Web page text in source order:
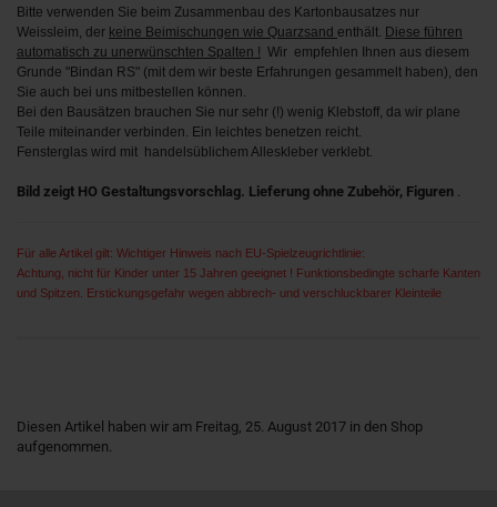
Bitte verwenden Sie beim Zusammenbau des Kartonbausatzes nur
Weissleim, der keine Beimischungen wie Quarzsand enthält. Diese führen
automatisch zu unerwünschten Spalten ! Wir empfehlen Ihnen aus diesem
Grunde "Bindan RS" (mit dem wir beste Erfahrungen gesammelt haben), den
Sie auch bei uns mitbestellen können.
Bei den Bausätzen brauchen Sie nur sehr (!) wenig Klebstoff, da wir plane
Teile miteinander verbinden. Ein leichtes benetzen reicht.
Fensterglas wird mit handelsüblichem Alleskleber verklebt.
Bild zeigt HO Gestaltungsvorschlag. Lieferung ohne Zubehör, Figuren .
Für alle Artikel gilt: Wichtiger Hinweis nach EU-Spielzeugrichtlinie:
Achtung, nicht für Kinder unter 15 Jahren geeignet ! Funktionsbedingte scharfe Kanten
und Spitzen. Erstickungsgefahr wegen abbrech- und verschluckbarer Kleinteile
Diesen Artikel haben wir am Freitag, 25. August 2017 in den Shop
aufgenommen.